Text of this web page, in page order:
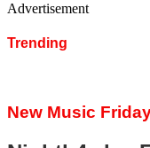
Advertisement
Trending
New Music